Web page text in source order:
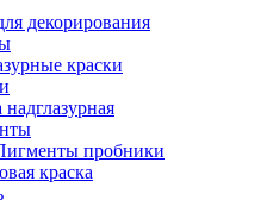
декорирования
краски
надглазурная
пробники
краска